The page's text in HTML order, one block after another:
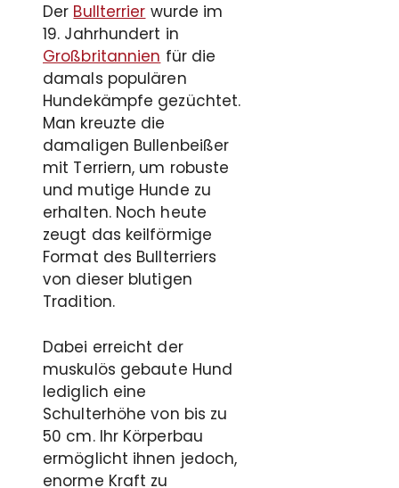
Der Bullterrier wurde im
19. Jahrhundert in
Großbritannien für die
damals populären
Hundekämpfe gezüchtet.
Man kreuzte die
damaligen Bullenbeißer
mit Terriern, um robuste
und mutige Hunde zu
erhalten. Noch heute
zeugt das keilförmige
Format des Bullterriers
von dieser blutigen
Tradition.
Dabei erreicht der
muskulös gebaute Hund
lediglich eine
Schulterhöhe von bis zu
50 cm. Ihr Körperbau
ermöglicht ihnen jedoch,
enorme Kraft zu